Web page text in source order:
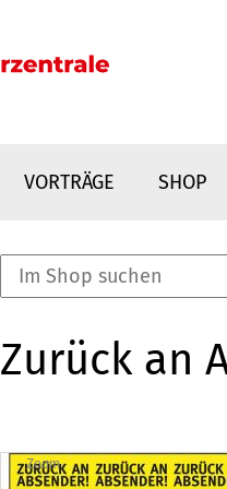
VORTRÄGE SHOP
Zurück an
Zoom